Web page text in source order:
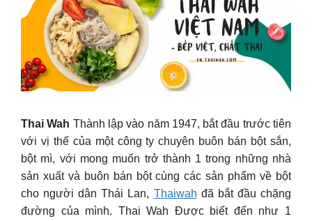
Thai Wah Thành lập vào năm 1947, bắt đầu trước tiên
với vị thế của một công ty chuyên buôn bán bột sắn,
bột mì, với mong muốn trở thành 1 trong những nhà
sản xuất và buôn bán bột cùng các sản phẩm về bột
cho người dân Thái Lan, Thaiwah đã bắt đầu chặng
đường của mình. Thai Wah Được biết đến như 1